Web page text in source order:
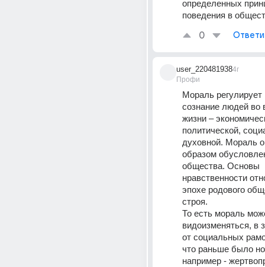
определенных
поведения в
0
user_220481938
Профи
4г
Мораль регулирует
сознание людей во
жизни –
политической,
духовной. Мораль
образом
общества. Основы
нравственности
эпохе родового
строя.
То есть мораль
видоизменяться, в
от социальных
что раньше было
например -